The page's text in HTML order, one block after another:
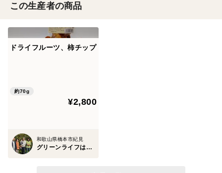
この生産者の商品
ドライフルーツ、柿チップ
約70g
¥2,800
和歌山県橋本市紀見
グリーンライフはしもと